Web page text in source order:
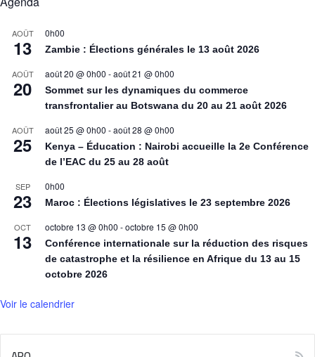
AOÛT
13
0h00
Zambie : Élections générales le 13 août 2026
AOÛT
20
août 20 @ 0h00 -août 21 @ 0h00
Sommet sur les dynamiques du commerce
transfrontalier au Botswana du 20 au 21 août 2026
AOÛT
25
août 25 @ 0h00 -août 28 @ 0h00
Kenya – Éducation : Nairobi accueille la 2e Conférence
de l’EAC du 25 au 28 août
SEP
23
0h00
Maroc : Élections législatives le 23 septembre 2026
OCT
13
octobre 13 @ 0h00 -octobre 15 @ 0h00
Conférence internationale sur la réduction des risques
de catastrophe et la résilience en Afrique du 13 au 15
octobre 2026
Voir le calendrier